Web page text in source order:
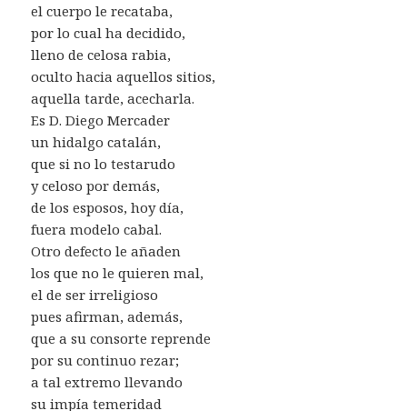
el cuerpo le recataba,
por lo cual ha decidido,
lleno de celosa rabia,
oculto hacia aquellos sitios,
aquella tarde, acecharla.
Es D. Diego Mercader
un hidalgo catalán,
que si no lo testarudo
y celoso por demás,
de los esposos, hoy día,
fuera modelo cabal.
Otro defecto le añaden
los que no le quieren mal,
el de ser irreligioso
pues afirman, además,
que a su consorte reprende
por su continuo rezar;
a tal extremo llevando
su impía temeridad